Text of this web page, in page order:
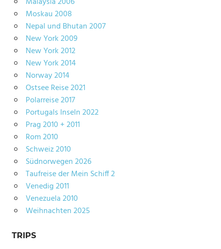
Moskau 2008
Nepal und Bhutan 2007
New York 2009
New York 2012
New York 2014
Norway 2014
Ostsee Reise 2021
Polarreise 2017
Portugals Inseln 2022
Prag 2010 + 2011
Rom 2010
Schweiz 2010
Südnorwegen 2026
Taufreise der Mein Schiff 2
Venedig 2011
Venezuela 2010
Weihnachten 2025
TRIPS